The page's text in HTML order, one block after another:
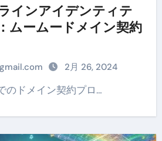
インアイデンティテ
ムームードメイン契約
2月 26, 2024
のドメイン契約プロ…